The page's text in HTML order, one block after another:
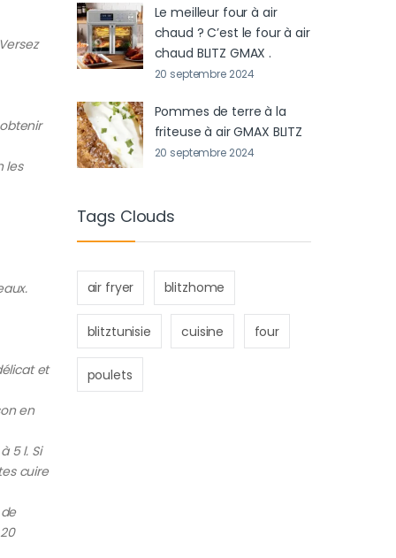
les
et
en
5 l. Si
cuire
Le meilleur four à air
chaud ? C’est le four à air
chaud BLITZ GMAX .
20 septembre 2024
Pommes de terre à la
friteuse à air GMAX BLITZ
20 septembre 2024
Tags Clouds
air fryer blitzhome
blitztunisie cuisine four
poulets